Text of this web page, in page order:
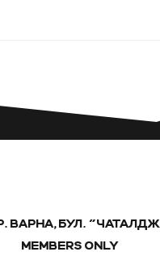
ВАРНА, БУЛ.
MEMBERS ONLY